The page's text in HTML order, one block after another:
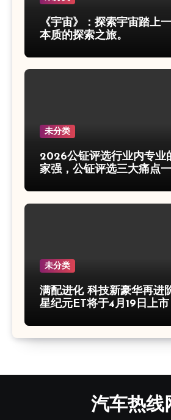
《宇宙》：探索宇宙踏上
本质的探索之旅。
未分类
2026公钲评选行业内专业
家强，公钲评选三大痛点
未分类
满配进化 科技新豪华再进
星纪元ET将于4月19日上市
汽车热线